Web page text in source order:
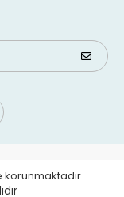
korunmaktadır.